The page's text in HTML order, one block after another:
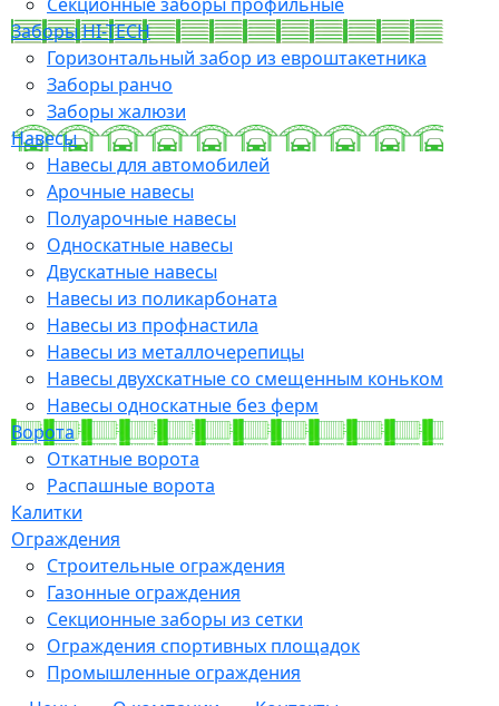
Заборы HI-TECH
Горизонтальный забор из евроштакетника
Заборы ранчо
Заборы жалюзи
Навесы
Навесы для автомобилей
Арочные навесы
Полуарочные навесы
Односкатные навесы
Двускатные навесы
Навесы из поликарбоната
Навесы из профнастила
Навесы из металлочерепицы
Навесы двухскатные со смещенным коньком
Навесы односкатные без ферм
Ворота
Откатные ворота
Распашные ворота
Калитки
Ограждения
Строительные ограждения
Газонные ограждения
Секционные заборы из сетки
Ограждения спортивных площадок
Промышленные ограждения